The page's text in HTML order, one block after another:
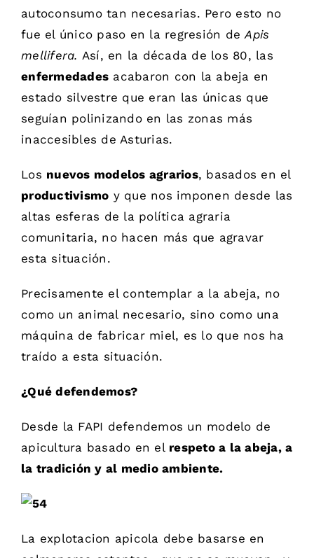
autoconsumo tan necesarias. Pero esto no
fue el único paso en la regresión deApis
mellifera. Así, en la década de los 80, las
enfermedades acabaron con la abeja en
estado silvestre que eran las únicas que
seguían polinizando en las zonas más
inaccesibles de Asturias.
Los nuevos modelos agrarios, basados en el
productivismo y que nos imponen desde las
altas esferas de la política agraria
comunitaria, no hacen más que agravar
esta situación.
Precisamente el contemplar a la abeja, no
como un animal necesario, sino como una
máquina de fabricar miel, es lo que nos ha
traído a esta situación.
¿Qué defendemos?
Desde la FAPI defendemos un modelo de
apicultura basado en el respeto a la abeja, a
la tradición y al medio ambiente.
La explotacion apicola debe basarse en